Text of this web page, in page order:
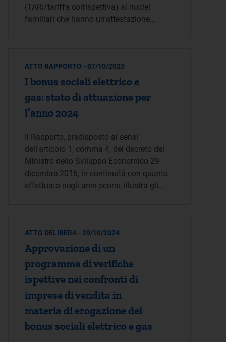
(TARI/tariffa corrispettiva) ai nuclei
familiari che hanno un’attestazione…
ATTO RAPPORTO - 07/10/2025
I bonus sociali elettrico e
gas: stato di attuazione per
l’anno 2024
Il Rapporto, predisposto ai sensi
dell'articolo 1, comma 4, del decreto del
Ministro dello Sviluppo Economico 29
dicembre 2016, in continuità con quanto
effettuato negli anni scorsi, illustra gli…
ATTO DELIBERA - 29/10/2024
Approvazione di un
programma di verifiche
ispettive nei confronti di
imprese di vendita in
materia di erogazione dei
bonus sociali elettrico e gas